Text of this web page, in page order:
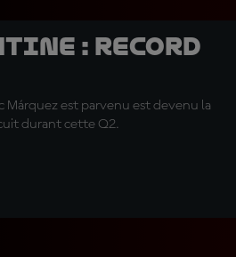
: Record
Márquez est parvenu est devenu la
durant cette Q2.